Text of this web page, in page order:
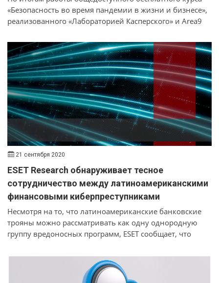
«Безопасность во время пандемии в жизни и бизнесе»,
реализованного «Лабораторией Касперского» и Area9
Awareness, выяснилось, что значительное количество
сотрудников переоценивают свои компетенции в
области кибербезопасности.
21 сентября 2020
ESET Research обнаруживает тесное
сотрудничество между латиноамериканскими
финансовыми киберпреступниками
Несмотря на то, что латиноамериканские банковские
трояны можно рассматривать как одну однородную
группу вредоносных программ, ESET сообщает, что
вредоносных программ.